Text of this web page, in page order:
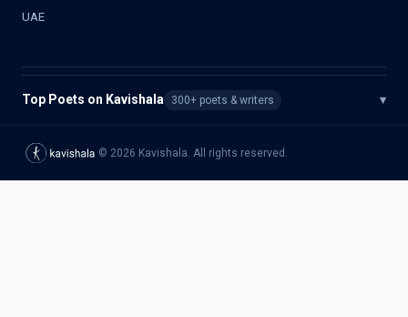
UAE
Top Poets on Kavishala 300+ poets & writers ▾
© 2026 Kavishala. All rights reserved.